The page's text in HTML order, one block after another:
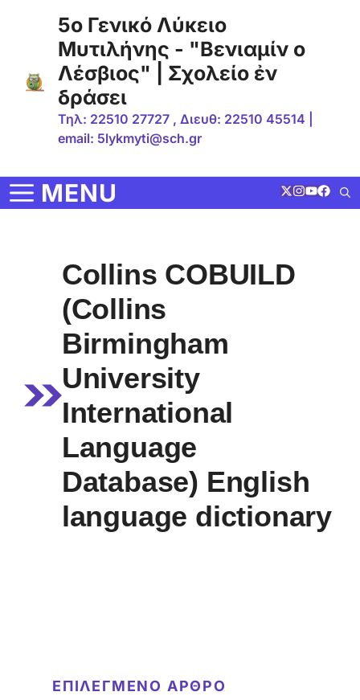
περιεχόμενο
5ο Γενικό Λύκειο
Μυτιλήνης - "Βενιαμίν ο
Λέσβιος" | Σχολείο ἐν
δράσει
Τηλ: 22510 27727 , Διευθ: 22510 45514 |
email: 5lykmyti@sch.gr
MENU
Collins COBUILD
(Collins
Birmingham
University
International
Language
Database) English
language dictionary
ΕΠΙΛΕΓΜΕΝΟ ΑΡΘΡΟ